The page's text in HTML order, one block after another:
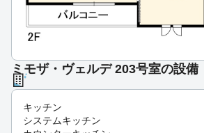
ミモザ・ヴェルデ 203号室の設備
キッチン
システムキッチン